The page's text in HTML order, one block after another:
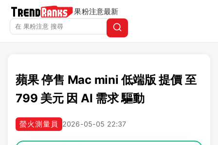
果粉注意最新
蘋果 停售 Mac mini 低端版 提價 至
799 美元 因 AI 需求 驅動
螢火測量員 2026-05-05 22:37